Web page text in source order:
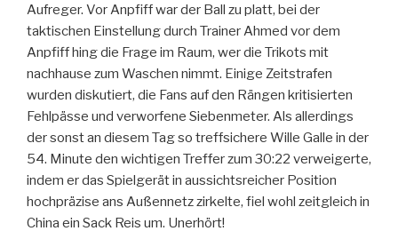
Aufreger. Vor Anpfiff war der Ball zu platt, bei der
taktischen Einstellung durch Trainer Ahmed vor dem
Anpfiff hing die Frage im Raum, wer die Trikots mit
nachhause zum Waschen nimmt. Einige Zeitstrafen
wurden diskutiert, die Fans auf den Rängen kritisierten
Fehlpässe und verworfene Siebenmeter. Als allerdings
der sonst an diesem Tag so treffsichere Wille Galle in der
54. Minute den wichtigen Treffer zum 30:22 verweigerte,
indem er das Spielgerät in aussichtsreicher Position
hochpräzise ans Außennetz zirkelte, fiel wohl zeitgleich in
China ein Sack Reis um. Unerhört!